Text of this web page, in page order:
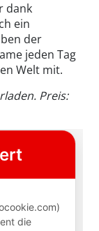
dank
ein
der
jeden Tag
Welt mit.
Preis: